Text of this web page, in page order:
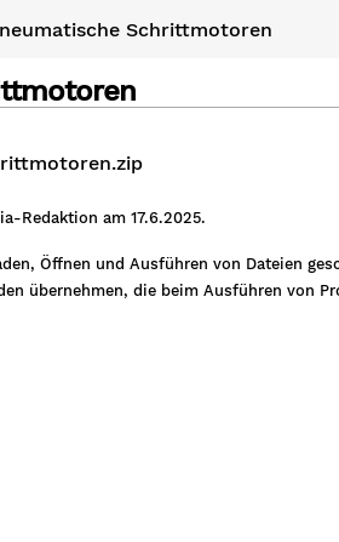
Schrittmotoren
Redaktion am 17.6.2025.
Öffnen und Ausführen von Dateien
übernehmen, die beim Ausführen von